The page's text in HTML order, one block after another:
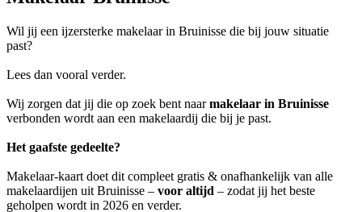
Wil jij een ijzersterke makelaar in Bruinisse die bij jouw situatie
past?
Lees dan vooral verder.
Wij zorgen dat jij die op zoek bent naarmakelaar in Bruinisse
verbonden wordt aan een makelaardij die bij je past.
Het gaafste gedeelte?
Makelaar-kaart doet dit compleet gratis & onafhankelijk van alle
makelaardijen uit Bruinisse – voor altijd – zodat jij het beste
geholpen wordt in 2026 en verder.